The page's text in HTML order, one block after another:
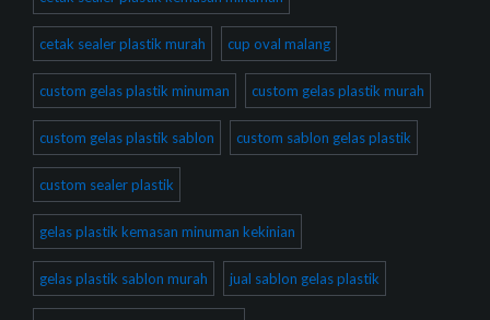
cetak sealer plastik murah cup oval malang
custom gelas plastik minuman custom gelas plastik murah
custom gelas plastik sablon custom sablon gelas plastik
custom sealer plastik
gelas plastik kemasan minuman kekinian
gelas plastik sablon murah jual sablon gelas plastik